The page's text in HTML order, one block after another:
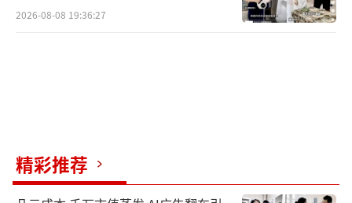
2026-08-08 19:36:27
精彩推荐